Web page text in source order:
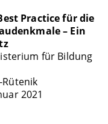
Practice für die
– Ein
für Bildung
2021